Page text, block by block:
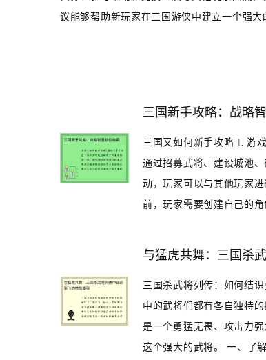
议能够帮助新玩家在三国游侠中建立一个强大
三国新手攻略：战略
三国又如何新手攻略 1. 游
通过招募武将、建设城池
动，玩家可以与其他玩家
前，玩家需要创建自己的角
与猛虎共舞：三国杀
三国杀武将列传：如何结
中的武将们都有各自独特
是一个勇猛无畏、攻击力
这个强大的武将。 一、了解